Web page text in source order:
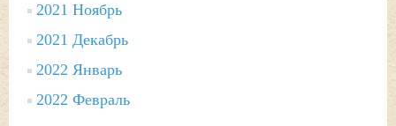
2021 Ноябрь
2021 Декабрь
2022 Январь
2022 Февраль